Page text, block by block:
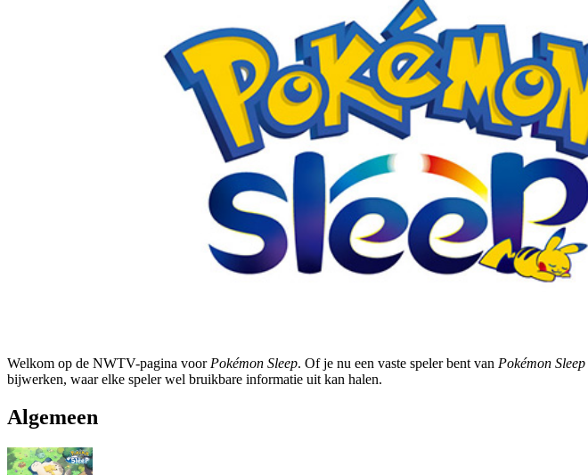
Welkom op de NWTV-pagina voor Pokémon Sleep. Of je nu een vaste speler bent van Pokémon Sleep
bijwerken, waar elke speler wel bruikbare informatie uit kan halen.
Algemeen